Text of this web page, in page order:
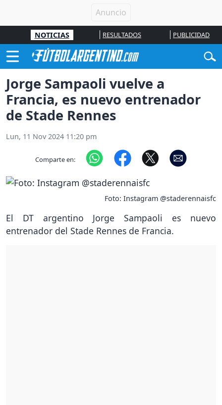
NOTICIAS RESULTADOS PUBLICIDAD
Jorge Sampaoli vuelve a
Francia, es nuevo entrenador
de Stade Rennes
Lun, 11 Nov 2024 11:20 pm
Comparte en:
Foto: Instagram @staderennaisfc
El DT argentino Jorge Sampaoli es nuevo
entrenador del Stade Rennes de Francia.